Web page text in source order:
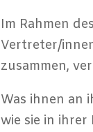
Im Rahmen
Vertreter/
zusammen,
Was ihnen an
wie sie in ihrer